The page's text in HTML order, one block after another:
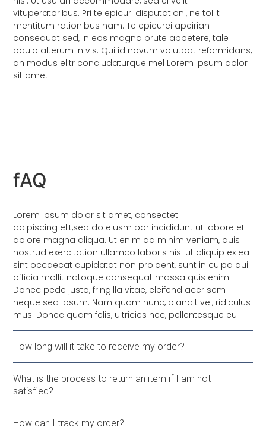
vituperatoribus. Pri te epicuri disputationi, ne tollit
mentitum rationibus nam. Te epicurei apeirian
consequat sed, in eos magna brute appetere, tale
paulo alterum in vis. Qui id novum volutpat reformidans,
an modus elitr concludaturque mel Lorem ipsum dolor
sit amet.
fAQ
Lorem ipsum dolor sit amet, consectet
adipiscing elit,sed do eiusm por incididunt ut labore et
dolore magna aliqua. Ut enim ad minim veniam, quis
nostrud exercitation ullamco laboris nisi ut aliquip ex ea
sint occaecat cupidatat non proident, sunt in culpa qui
officia mollit natoque consequat massa quis enim.
Donec pede justo, fringilla vitae, eleifend acer sem
neque sed ipsum. Nam quam nunc, blandit vel, ridiculus
mus. Donec quam felis, ultricies nec, pellentesque eu
How long will it take to receive my order?
What is the process to return an item if I am not
satisfied?
How can I track my order?